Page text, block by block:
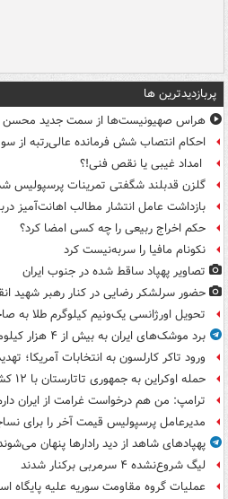
پربازدیدترین ها
هراس صهیونیست‌ها از سمت جدید محسن
احکام انتصاب شش فرمانده عالی‌رتبه از
امداد غیبی یا نقص فنی!؟
گلزن قدبلند شگفتی تمرینات پرسپولیس
بازداشت عامل انتشار مطالب اهانت‌آمیز
حکم اخراج ربیعی را چه کسی امضا کرد؟
نکونام مافیا را سربه‌نیست کرد
تصاویر پهپاد ساقط شده در جنوب ایران
حضور سرلشکر رضایی در کنار رهبر شهید
تحویل اورژانسی یک‌ونیم کیلوگرم طلا به
برد موشک‌های ایران به بیش از ۴ هزار کیلومتر رسیده!
ورود تاکر کارلسون به انتخابات آمریکا؛
حمله اوکراین به جمهوری تاتارستان با ۱۲ کشته و ۳۹ زخمی
ترامپ: من هم درخواست غرامت از ایران
مدیرعامل پرسپولیس قیمت آخر را برای
پهپادهای شاهد از دید رادارها پنهان
لیگ شروع‌نشده ۴ سرمربی برکنار شدند
عملیات گروه مقاومت سوریه علیه پایگاه